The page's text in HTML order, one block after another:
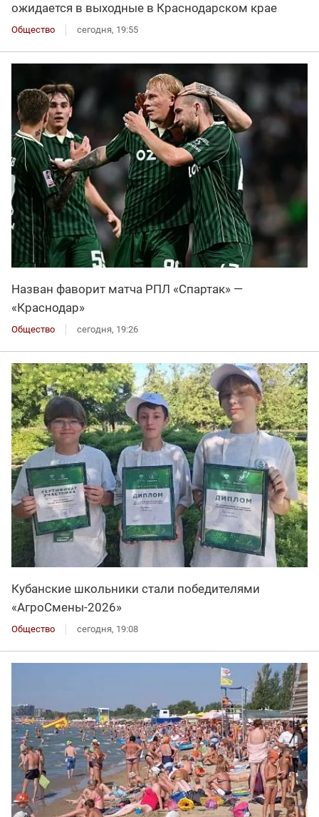
ожидается в выходные в Краснодарском крае
Общество сегодня, 19:55
Назван фаворит матча РПЛ «Спартак» —
«Краснодар»
Общество сегодня, 19:26
Кубанские школьники стали победителями
«АгроСмены-2026»
Общество сегодня, 19:08